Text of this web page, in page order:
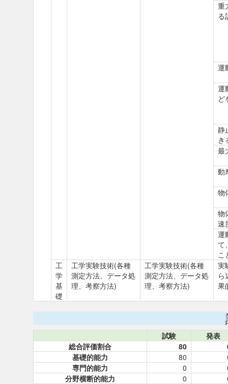
重
る
運
運
ど
静
き
最
動
物
物
速
運
て
こ
工
学
基
礎
工学実験技術(各種
測定方法、データ処
理、考察方法)
工学実験技術(各種
測定方法、データ処
理、考察方法)
実
ら
果
試験
発表
総合評価割合
80
基礎的能力
80
専門的能力
0
分野横断的能力
0